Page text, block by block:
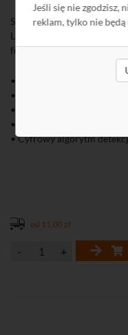
Jeśli się nie zgodzisz,
reklam, tylko nie
SLIM-DUAL-LUNA-PET to
LINE z funkcją odporności
funkcją oświetlenia.
• Dwa tory detekcji: PIR +
• Regulowana czułość
• Możliwość oddzielnego
• Cyfrowa kompensacja
• Cyfrowy algorytm
• Diody LED do
• 4 tryby pracy:
• Możliwość konfiguracji
• Ochrona sabotażowa
od 11,00 zł